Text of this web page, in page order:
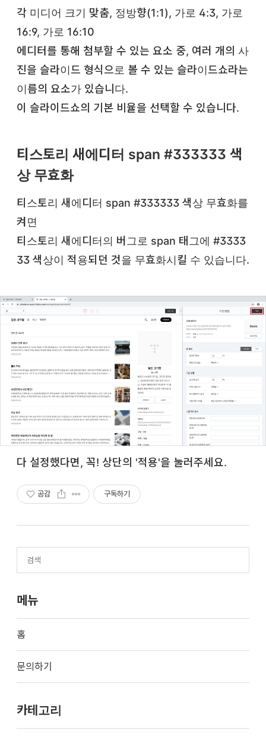
각 미디어 크기 맞춤, 정방향(1:1), 가로 4:3, 가로
16:9, 가로 16:10
에디터를 통해 첨부할 수 있는 요소 중, 여러 개의 사
진을 슬라이드 형식으로 볼 수 있는 슬라이드쇼라는
이름의 요소가 있습니다.
이 슬라이드쇼의 기본 비율을 선택할 수 있습니다.
티스토리 새에디터 span #333333 색
상 무효화
티스토리 새에디터 span #333333 색상 무효화를
켜면
티스토리 새에디터의 버그로 span 태그에 #3333
33 색상이 적용되던 것을 무효화시킬 수 있습니다.
다 설정했다면, 꼭! 상단의 '적용'을 눌러주세요.
공감 구독하기
메뉴
홈
문의하기
카테고리